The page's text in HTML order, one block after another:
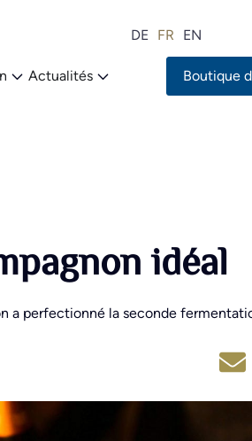
DE FR EN
Actualités Boutique
idéal
a perfectionné la seconde